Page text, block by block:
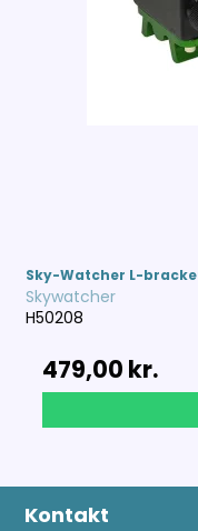
Sky-Watcher L-
Skywatcher
H50208
479,00 kr.
Kontakt